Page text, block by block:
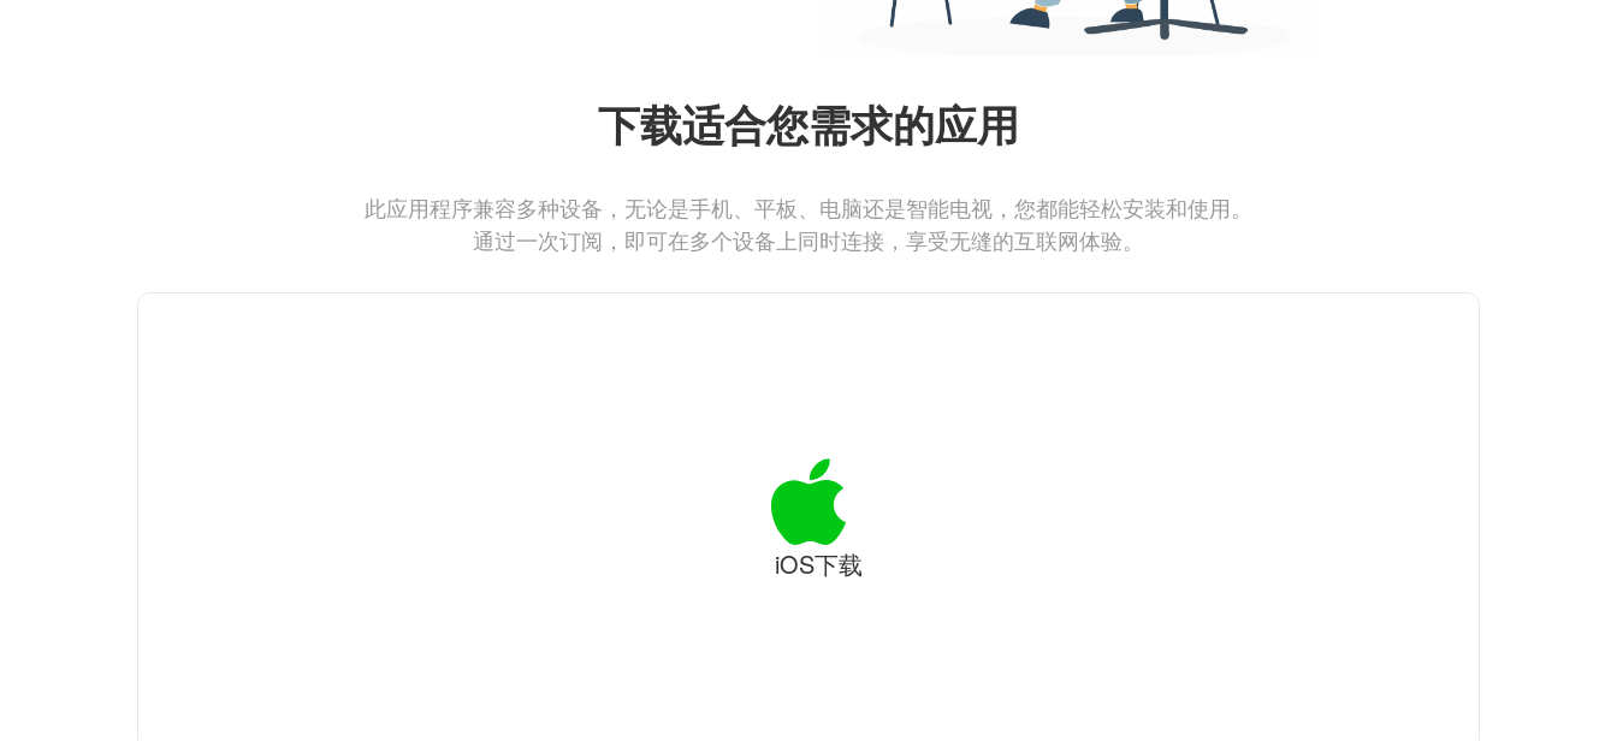
下载适合您需求的应用
此应用程序兼容多种设备，无论是手机、平板、电脑还是智能电视，您都能轻松安装和使用。
通过一次订阅，即可在多个设备上同时连接，享受无缝的互联网体验。
iOS下载